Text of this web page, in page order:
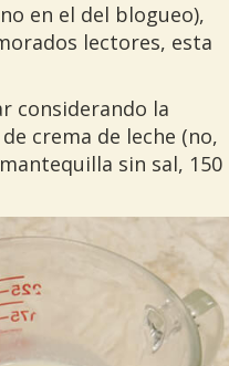
en el del blogueo),
lectores, esta
considerando la
crema de leche (no,
sin sal, 150